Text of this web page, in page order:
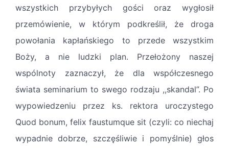
wszystkich przybyłych gości oraz wygłosił
przemówienie, w którym podkreślił, że droga
powołania kapłańskiego to przede wszystkim
Boży, a nie ludzki plan. Przełożony naszej
wspólnoty zaznaczył, że dla współczesnego
świata seminarium to swego rodzaju ,,skandal”. Po
wypowiedzeniu przez ks. rektora uroczystego
Quod bonum, felix faustumque sit (czyli: co niechaj
wypadnie dobrze, szczęśliwie i pomyślnie) głos